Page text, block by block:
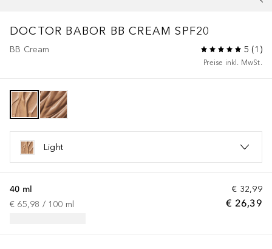
DOCTOR BABOR BB CREAM SPF20
BB Cream 5 (1 )
Preise inkl. MwSt.
Light
€ 32,99
€ 26,39
40 ml
€ 65,98 / 100 ml